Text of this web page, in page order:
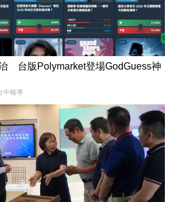
台版Polymarket登場GodGuess神
中報導